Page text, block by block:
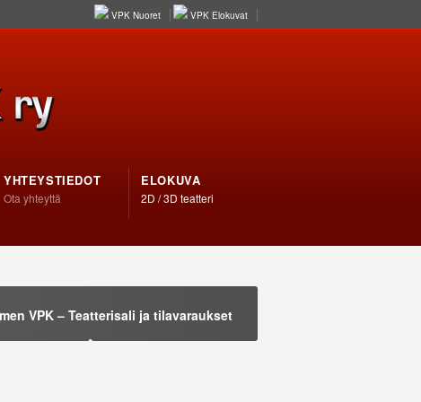
VPK Nuoret VPK Elokuvat
YHTEYSTIEDOT
Ota yhteyttä
ELOKUVA
2D / 3D teatteri
VPK – Teatterisali ja tilavaraukset